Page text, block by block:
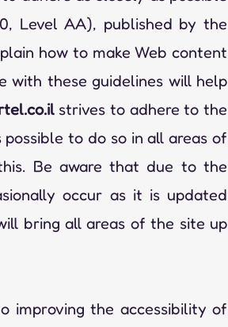
Level AA), published by the
how to make Web content
with these guidelines will help
strives to adhere to the
to do so in all areas of
Be aware that due to the
occur as it is updated
bring all areas of the site up
improving the accessibility of